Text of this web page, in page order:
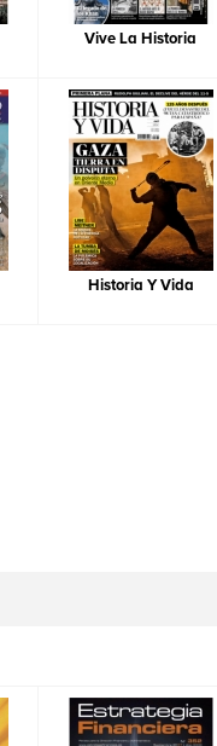
Vive La Historia
Historia Y Vida